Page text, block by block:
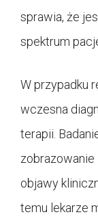
sprawia, że
spektrum
W przypadku
wczesna
terapii.
zobrazowanie
objawy
temu lekarze